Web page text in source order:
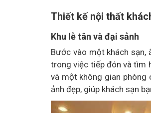
Thiết kế nội thất
Khu lễ tân và đại sảnh
Bước vào một khách sạn,
trong việc tiếp đón và tìm
và một không gian phòng
ảnh đẹp, giúp khách sạn